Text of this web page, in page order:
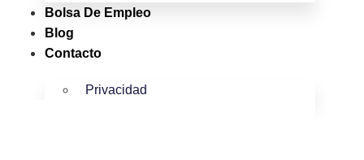
Bolsa De Empleo
Blog
Contacto
Privacidad